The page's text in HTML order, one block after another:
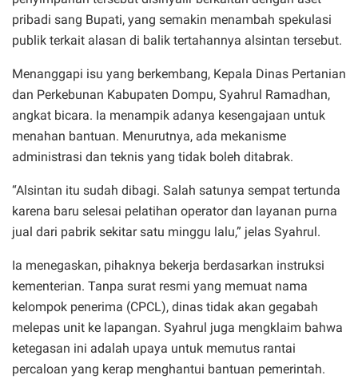
pribadi sang Bupati, yang semakin menambah spekulasi
publik terkait alasan di balik tertahannya alsintan tersebut.
Menanggapi isu yang berkembang, Kepala Dinas Pertanian
dan Perkebunan Kabupaten Dompu, Syahrul Ramadhan,
angkat bicara. Ia menampik adanya kesengajaan untuk
menahan bantuan. Menurutnya, ada mekanisme
administrasi dan teknis yang tidak boleh ditabrak.
“Alsintan itu sudah dibagi. Salah satunya sempat tertunda
karena baru selesai pelatihan operator dan layanan purna
jual dari pabrik sekitar satu minggu lalu,” jelas Syahrul.
Ia menegaskan, pihaknya bekerja berdasarkan instruksi
kementerian. Tanpa surat resmi yang memuat nama
kelompok penerima (CPCL), dinas tidak akan gegabah
melepas unit ke lapangan. Syahrul juga mengklaim bahwa
ketegasan ini adalah upaya untuk memutus rantai
percaloan yang kerap menghantui bantuan pemerintah.